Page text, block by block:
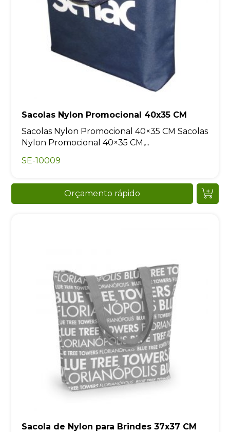
Sacolas Nylon Promocional 40x35 CM
Sacolas Nylon Promocional 40×35 CM Sacolas
Nylon Promocional 40×35 CM,...
SE-10009
Orçamento rápido
Sacola de Nylon para Brindes 37x37 CM